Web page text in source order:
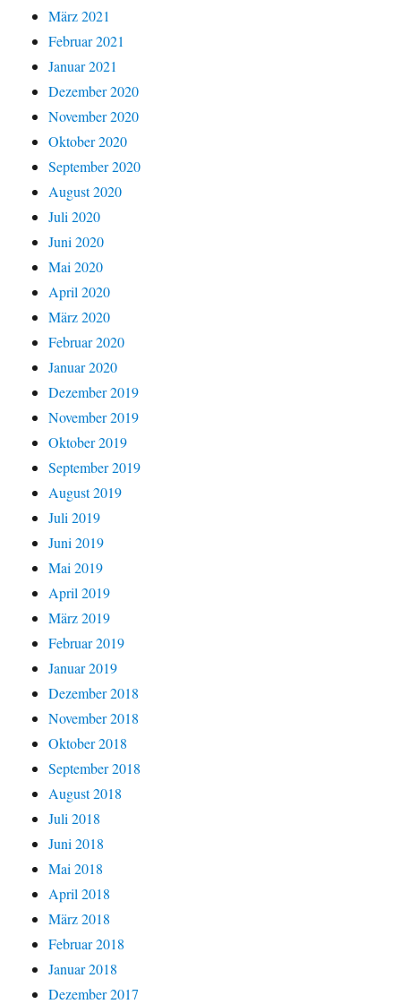
März 2021
Februar 2021
Januar 2021
Dezember 2020
November 2020
Oktober 2020
September 2020
August 2020
Juli 2020
Juni 2020
Mai 2020
April 2020
März 2020
Februar 2020
Januar 2020
Dezember 2019
November 2019
Oktober 2019
September 2019
August 2019
Juli 2019
Juni 2019
Mai 2019
April 2019
März 2019
Februar 2019
Januar 2019
Dezember 2018
November 2018
Oktober 2018
September 2018
August 2018
Juli 2018
Juni 2018
Mai 2018
April 2018
März 2018
Februar 2018
Januar 2018
Dezember 2017